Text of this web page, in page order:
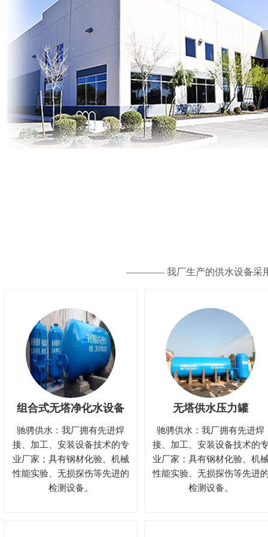
———— 我厂生产的供水设备采
组合式无塔净化水设备
驰骋供水：我厂拥有先进焊
接、加工、安装设备技术的专
业厂家；具有钢材化验、机械
性能实验、无损探伤等先进的
检测设备。
无塔供水压力罐
驰骋供水：我厂拥有先进焊
接、加工、安装设备技术的
业厂家；具有钢材化验、机
性能实验、无损探伤等先进
检测设备。